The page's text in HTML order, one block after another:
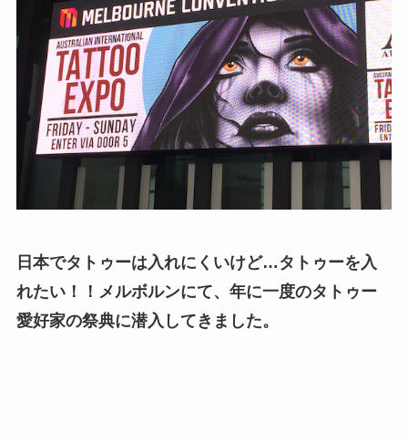
日本でタトゥーは入れにくいけど…タトゥーを入
れたい！！メルボルンにて、年に一度のタトゥー
愛好家の祭典に潜入してきました。